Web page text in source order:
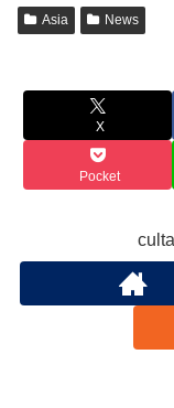
Asia News
X
Pocket